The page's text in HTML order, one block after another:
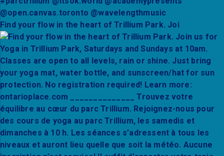
Find your flow in the heart of Trillium Park. Joi